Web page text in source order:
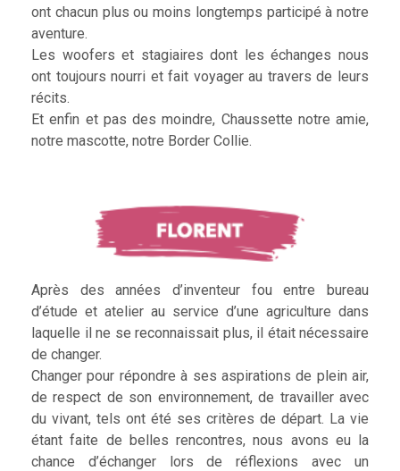
ont chacun plus ou moins longtemps participé à notre
aventure.
Les woofers et stagiaires dont les échanges nous
ont toujours nourri et fait voyager au travers de leurs
récits.
Et enfin et pas des moindre, Chaussette notre amie,
notre mascotte, notre Border Collie.
Après des années d’inventeur fou entre bureau
d’étude et atelier au service d’une agriculture dans
laquelle il ne se reconnaissait plus, il était nécessaire
de changer.
Changer pour répondre à ses aspirations de plein air,
de respect de son environnement, de travailler avec
du vivant, tels ont été ses critères de départ. La vie
étant faite de belles rencontres, nous avons eu la
chance d’échanger lors de réflexions avec un